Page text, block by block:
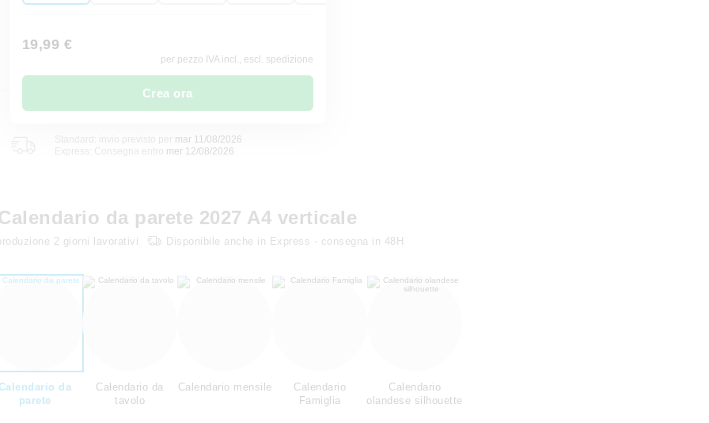
19,99 €
per pezzo IVA incl., escl. spedizione
Crea ora
mar 11/08/2026
Express: Consegna entro mer 12/08/2026
da parete 2027 A4 verticale
2 giorni lavorativi Disponibile anche in Express - consegna in 48H
Calendario da
parete
Calendario da
tavolo
Calendario mensile
Calendario
Famiglia
Calendario
olandese silhouette